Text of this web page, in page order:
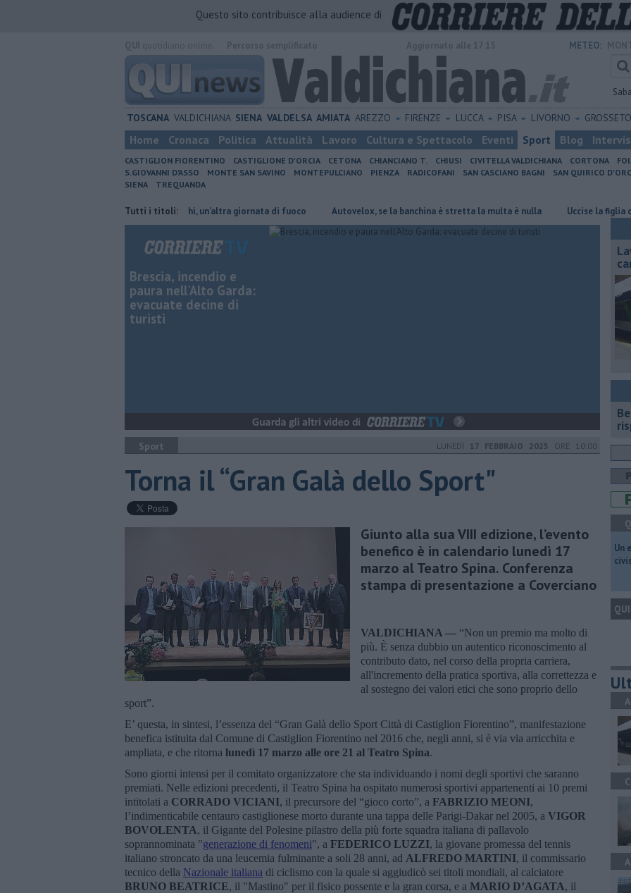
Questo sito contribuisce alla audience di
METEO:
TOSCANA VALDICHIANA SIENA VALDELSA AMIATA AREZZO FIRENZE LUCCA PISA LIVORNO GROSSETO
Home Cronaca Politica Attualità Lavoro Cultura e Spettacolo Eventi Sport Blog
CASTIGLION FIORENTINO CASTIGLIONE D'ORCIA CETONA CHIANCIANO T. CHIUSI CIVITELLA VALDICHIANA CORTONA
S.GIOVANNI D'ASSO
MONTE SAN SAVINO MONTEPULCIANO PIENZA RADICOFANI SAN CASCIANO BAGNI SAN QUIRICO
SIENA
TREQUANDA
Tutti i titoli:
Incendi nei boschi, un'altra giornata di fuoco Autovelox, se la banchina è stretta la multa è nulla Uccise la figlia di 4 anni,
Brescia, incendio e
paura nell'Alto Garda:
evacuate decine di
turisti
Sport LUNEDÌ 17 FEBBRAIO 2025 ORE 10:00
Torna il “Gran Galà dello Sport"
Giunto alla sua VIII edizione, l’evento
benefico è in calendario lunedì 17
marzo al Teatro Spina. Conferenza
stampa di presentazione a Coverciano
VALDICHIANA — “Non un premio ma molto di
più. È senza dubbio un autentico riconoscimento al
contributo dato, nel corso della propria carriera,
all'incremento della pratica sportiva, alla correttezza e
al sostegno dei valori etici che sono proprio dello
sport”.
E’ questa, in sintesi, l’essenza del “Gran Galà dello Sport Città di Castiglion Fiorentino”, manifestazione
benefica istituita dal Comune di Castiglion Fiorentino nel 2016 che, negli anni, si è via via arricchita e
ampliata, e che ritorna lunedì 17 marzo alle ore 21 al Teatro Spina.
Sono giorni intensi per il comitato organizzatore che sta individuando i nomi degli sportivi che saranno
premiati. Nelle edizioni precedenti, il Teatro Spina ha ospitato numerosi sportivi appartenenti ai 10 premi
intitolati a CORRADO VICIANI, il precursore del “gioco corto”, a FABRIZIO MEONI,
l’indimenticabile centauro castiglionese morto durante una tappa delle Parigi-Dakar nel 2005, a VIGOR
BOVOLENTA, il Gigante del Polesine pilastro della più forte squadra italiana di pallavolo
soprannominata "generazione di fenomeni", a FEDERICO LUZZI, la giovane promessa del tennis
italiano stroncato da una leucemia fulminante a soli 28 anni, ad ALFREDO MARTINI, il commissario
tecnico della Nazionale italiana di ciclismo con la quale si aggiudicò sei titoli mondiali, al calciatore
BRUNO BEATRICE, il "Mastino" per il fisico possente e la gran corsa, e a MARIO D’AGATA, il
​Un
QUI